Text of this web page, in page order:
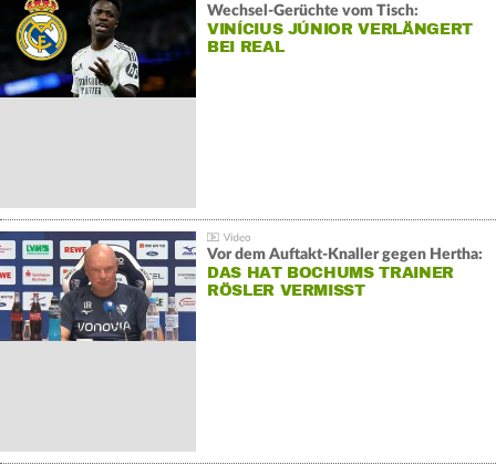
Wechsel-Gerüchte vom Tisch:
VINÍCIUS JÚNIOR VERLÄNGERT
BEI REAL
Vor dem Auftakt-Knaller gegen Hertha:
DAS HAT BOCHUMS TRAINER
RÖSLER VERMISST